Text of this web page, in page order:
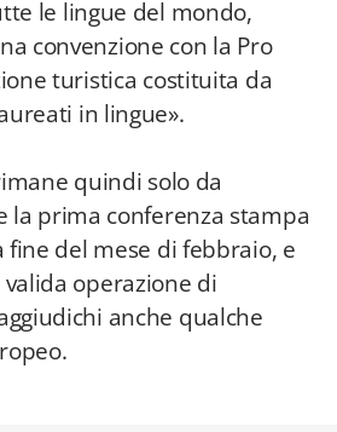
le lingue del mondo,
convenzione con la Pro
turistica costituita da
in lingue».
quindi solo da
la prima conferenza stampa
fine del mese di febbraio, e
operazione di
anche qualche